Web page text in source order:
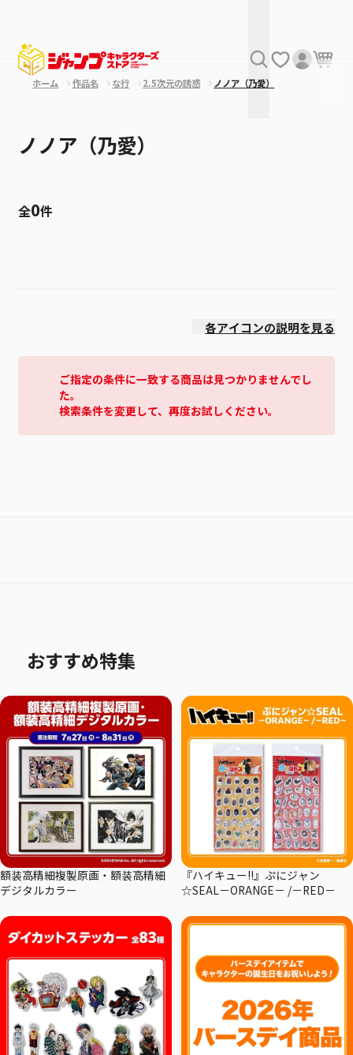
ホーム 作品名 な行 2.5次元の誘惑 ノノア（乃愛）
ノノア（乃愛）
全0件
各アイコンの説明を見る
ご指定の条件に一致する商品は見つかりませんでし
た。
検索条件を変更して、再度お試しください。
おすすめ特集
額装高精細複製原画・額装高精細
デジタルカラー
『ハイキュー!!』ぷにジャン
☆SEAL－ORANGE－ /－RED－